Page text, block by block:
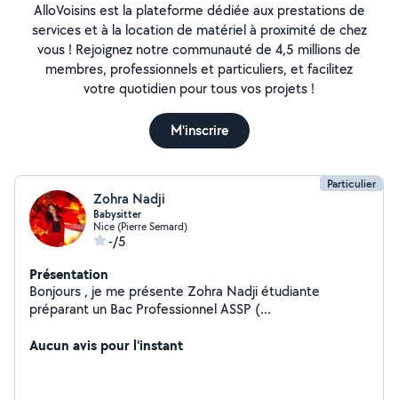
AlloVoisins est la plateforme dédiée aux prestations de
services et à la location de matériel à proximité de chez
vous ! Rejoignez notre communauté de 4,5 millions de
membres, professionnels et particuliers, et facilitez
votre quotidien pour tous vos projets !
M'inscrire
Particulier
Zohra Nadji
Babysitter
Nice (Pierre Semard)
-/5
Présentation
Bonjours , je me présente Zohra Nadji étudiante
préparant un Bac Professionnel ASSP (
effectuer plusieurs stage comme en maternelle ,
Aucun avis pour l'instant